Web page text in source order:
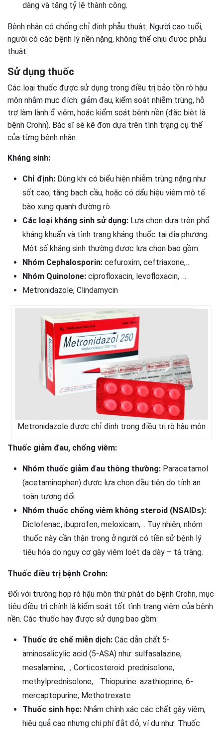
dàng và tăng tỷ lệ thành công.
Bệnh nhân có chống chỉ định phẫu thuật: Người cao tuổi,
người có các bệnh lý nền nặng, không thể chịu được phẫu
thuật
Sử dụng thuốc
Các loại thuốc được sử dụng trong điều trị bảo tồn rò hậu
môn nhằm mục đích: giảm đau, kiểm soát nhiễm trùng, hỗ
trợ làm lành ổ viêm, hoặc kiểm soát bệnh nền (đặc biệt là
bệnh Crohn). Bác sĩ sẽ kê đơn dựa trên tình trạng cụ thể
của từng bệnh nhân.
Kháng sinh:
Chỉ định: Dùng khi có biểu hiện nhiễm trùng nặng như
sốt cao, tăng bạch cầu, hoặc có dấu hiệu viêm mô tế
bào xung quanh đường rò.
Các loại kháng sinh sử dụng: Lựa chọn dựa trên phổ
kháng khuẩn và tình trạng kháng thuốc tại địa phương.
Một số kháng sinh thường được lựa chọn bao gồm:
Nhóm Cephalosporin: cefuroxim, ceftriaxone,…
Nhóm Quinolone: ciprofloxacin, levofloxacin, …
Metronidazole, Clindamycin
Metronidazole được chỉ định trong điều trị rò hậu môn
Thuốc giảm đau, chống viêm:
Nhóm thuốc giảm đau thông thường: Paracetamol
(acetaminophen) được lựa chọn đầu tiên do tính an
toàn tương đối.
Nhóm thuốc chống viêm không steroid (NSAIDs):
Diclofenac, ibuprofen, meloxicam,… Tuy nhiên, nhóm
thuốc này cần thận trọng ở người có tiền sử bệnh lý
tiêu hóa do nguy cơ gây viêm loét dạ dày – tá tràng.
Thuốc điều trị bệnh Crohn:
Đối với trường hợp rò hậu môn thứ phát do bệnh Crohn, mục
tiêu điều trị chính là kiểm soát tốt tình trạng viêm của bệnh
nền. Các thuốc hay được sử dụng bao gồm:
Thuốc ức chế miễn dịch: Các dẫn chất 5-
aminosalicylic acid (5-ASA) như: sulfasalazine,
mesalamine,…; Corticosteroid: prednisolone,
methylprednisolone,… Thiopurine: azathioprine, 6-
mercaptopurine; Methotrexate
Thuốc sinh học: Nhắm chính xác các chất gây viêm,
hiệu quả cao nhưng chi phí đắt đỏ, ví dụ như: Thuốc